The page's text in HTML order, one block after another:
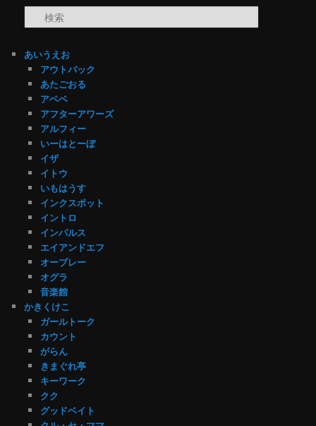
あいうえお
アウトバック
あたごおる
アベベ
アフターアワーズ
アルフィー
いーはとーぼ
イザ
イトウ
いもはうす
インクスポット
イントロ
インパルス
エイアンドエフ
オーブレー
オグラ
音楽館
かきくけこ
ガールトーク
カウント
がらん
きまぐれ亭
キーワーク
クク
グッドベイト